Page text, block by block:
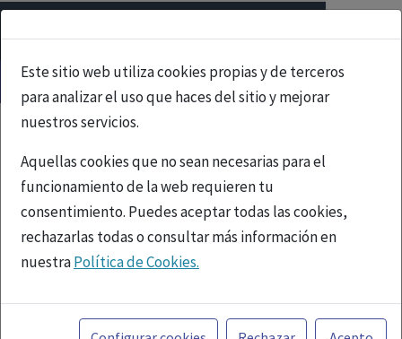
Este sitio web utiliza cookies propias y de terceros
para analizar el uso que haces del sitio y mejorar
nuestros servicios.
Aquellas cookies que no sean necesarias para el
funcionamiento de la web requieren tu
consentimiento. Puedes aceptar todas las cookies,
rechazarlas todas o consultar más información en
nuestraPolítica de Cookies.
Toda la información incluida en la Página Web está
referida a productos del mercado español y, por